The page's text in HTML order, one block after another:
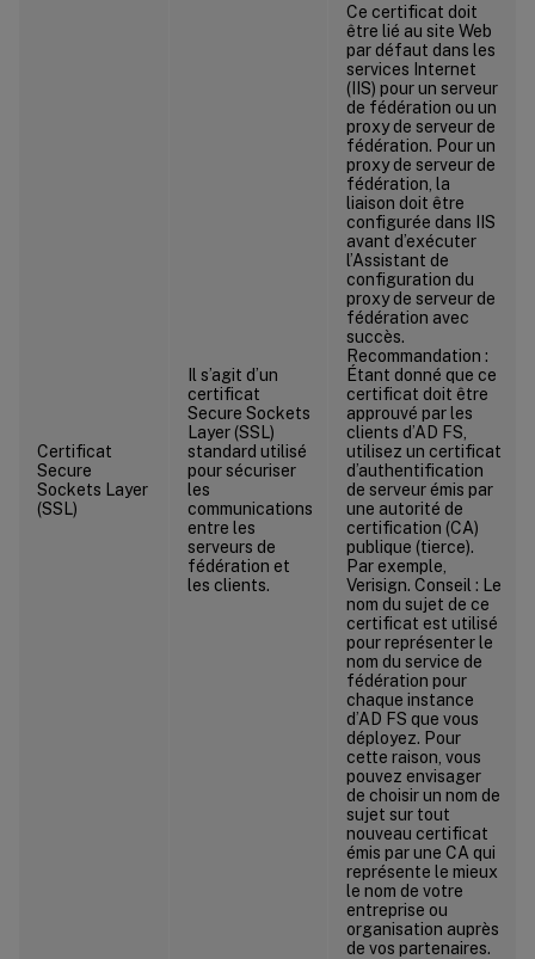
Certificat
Secure
Sockets Layer
(SSL)
Il s’agit d’un
certificat
Secure Sockets
Layer (SSL)
standard utilisé
pour sécuriser
les
communications
entre les
serveurs de
fédération et
les clients.
Ce certificat doit
être lié au site Web
par défaut dans les
services Internet
(IIS) pour un serveur
de fédération ou un
proxy de serveur de
fédération. Pour un
proxy de serveur de
fédération, la
liaison doit être
configurée dans IIS
avant d’exécuter
l’Assistant de
configuration du
proxy de serveur de
fédération avec
succès.
Recommandation :
Étant donné que ce
certificat doit être
approuvé par les
clients d’AD FS,
utilisez un certificat
d’authentification
de serveur émis par
une autorité de
certification (CA)
publique (tierce).
Par exemple,
Verisign. Conseil : Le
nom du sujet de ce
certificat est utilisé
pour représenter le
nom du service de
fédération pour
chaque instance
d’AD FS que vous
déployez. Pour
cette raison, vous
pouvez envisager
de choisir un nom de
sujet sur tout
nouveau certificat
émis par une CA qui
représente le mieux
le nom de votre
entreprise ou
organisation auprès
de vos partenaires.